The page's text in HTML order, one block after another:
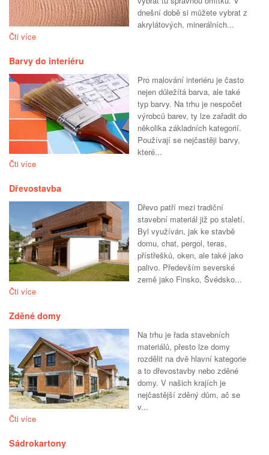
dnešní době si můžete vybrat z
akrylátových, minerálních...
Čti více
Barvy do interiéru
Pro malování interiéru je často
nejen důležítá barva, ale také
typ barvy. Na trhu je nespočet
výrobců barev, ty lze zařadit do
několika základních kategorií.
Používají se nejčastěji barvy,
které...
Čti více
Dřevostavba
Dřevo patří mezi tradiční
stavební materiál již po staletí.
Byl využíván, jak ke stavbě
domu, chat, pergol, teras,
přístřešků, oken, ale také jako
palivo. Především severské
země jako Finsko, Švédsko...
Čti více
Zděné domy
Na trhu je řada stavebních
materiálů, přesto lze domy
rozdělit na dvě hlavní kategorie
a to dřevostavby nebo zděné
domy. V našich krajích je
nejčastější zděný dům, ač se
v...
Čti více
Sádrokartony